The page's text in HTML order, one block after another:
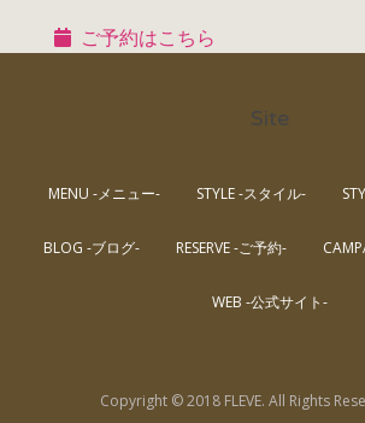
ご予約はこちら
Site
MENU -メニュー- STYLE -スタイル-
BLOG -ブログ- RESERVE -ご予約-
WEB -公式サイト-
Copyright © 2018 FLEVE. All Rights